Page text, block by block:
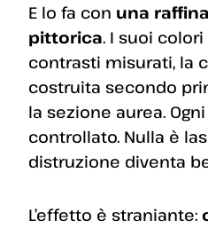
E lo fa con una
pittorica. I suoi
contrasti misurati, la
costruita secondo
la sezione aurea.
controllato. Nulla è
distruzione diventa
L’effetto è straniante: